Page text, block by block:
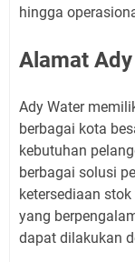
hingga
Alamat
Ady Water
berbagai kota
kebutuhan
berbagai solusi
ketersediaan
yang
dapat dilakukan